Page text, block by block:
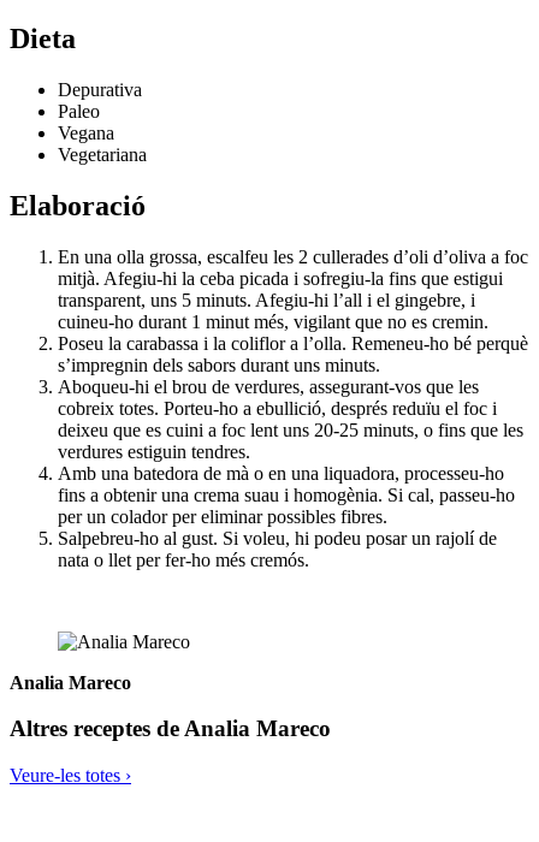
Dieta
Depurativa
Paleo
Vegana
Vegetariana
Elaboració
En una olla grossa, escalfeu les 2 cullerades d’oli d’oliva a foc
mitjà. Afegiu-hi la ceba picada i sofregiu-la fins que estigui
transparent, uns 5 minuts. Afegiu-hi l’all i el gingebre, i
cuineu-ho durant 1 minut més, vigilant que no es cremin.
Poseu la carabassa i la coliflor a l’olla. Remeneu-ho bé perquè
s’impregnin dels sabors durant uns minuts.
Aboqueu-hi el brou de verdures, assegurant-vos que les
cobreix totes. Porteu-ho a ebullició, després reduïu el foc i
deixeu que es cuini a foc lent uns 20-25 minuts, o fins que les
verdures estiguin tendres.
Amb una batedora de mà o en una liquadora, processeu-ho
fins a obtenir una crema suau i homogènia. Si cal, passeu-ho
per un colador per eliminar possibles fibres.
Salpebreu-ho al gust. Si voleu, hi podeu posar un rajolí de
nata o llet per fer-ho més cremós.
Analia Mareco
Altres receptes deAnalia Mareco
Veure-les totes ›